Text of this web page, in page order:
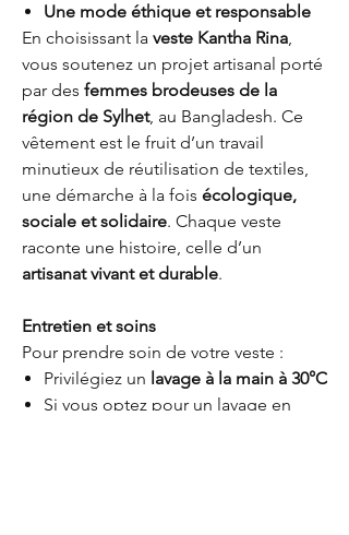
Une mode éthique et responsable
En choisissant la veste Kantha Rina,
vous soutenez un projet artisanal porté
par des femmes brodeuses de la
région de Sylhet, au Bangladesh. Ce
vêtement est le fruit d’un travail
minutieux de réutilisation de textiles,
une démarche à la fois écologique,
sociale et solidaire. Chaque veste
raconte une histoire, celle d’un
artisanat vivant et durable.
Entretien et soins
Pour prendre soin de votre veste :
Privilégiez un lavage à la main à 30°C
Si vous optez pour un lavage en